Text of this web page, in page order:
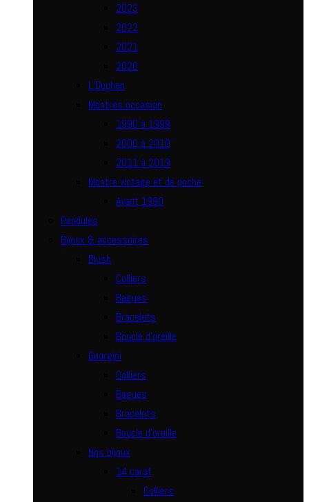
2023
2022
2021
2020
L’Duchen
Montres occasion
1990 à 1999
2000 à 2010
2011 à 2019
Montre vintage et de poche
Avant 1990
Pendules
Bijoux & accessoires
Blush
Colliers
Bagues
Bracelets
Boucle d’oreille
Georgini
Colliers
Bagues
Bracelets
Boucle d’oreille
Nos bijoux
14 carat
Colliers